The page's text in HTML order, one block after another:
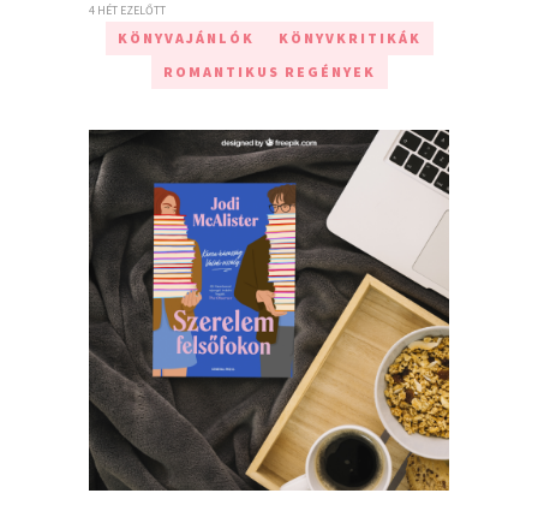
4 HÉT EZELŐTT
KÖNYVAJÁNLÓK
KÖNYVKRITIKÁK
ROMANTIKUS REGÉNYEK